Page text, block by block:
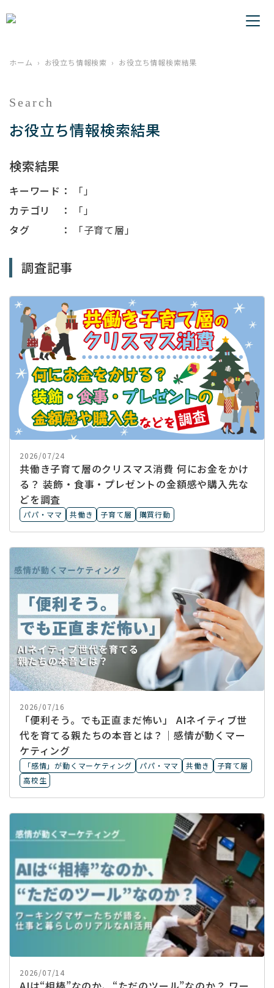
ホーム お役立ち情報検索 お役立ち情報検索結果
Search
お役立ち情報検索結果
検索結果
キーワード：
「」
カテゴリ ：
「」
タグ ：
「子育て層」
調査記事
2026/07/24
共働き子育て層のクリスマス消費 何にお金をかけ
る？ 装飾・食事・プレゼントの金額感や購入先な
どを調査
パパ・ママ 共働き 子育て層 購買行動
2026/07/16
「便利そう。でも正直まだ怖い」 AIネイティブ世
代を育てる親たちの本音とは？｜感情が動くマー
ケティング
「感情」が動くマーケティング パパ・ママ 共働き
子育て層
高校生
2026/07/14